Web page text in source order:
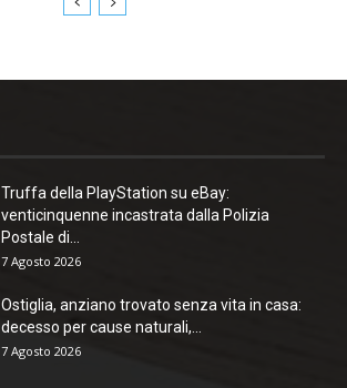
Truffa della PlayStation su eBay:
venticinquenne incastrata dalla Polizia
Postale di...
7 Agosto 2026
Ostiglia, anziano trovato senza vita in casa:
decesso per cause naturali,...
7 Agosto 2026